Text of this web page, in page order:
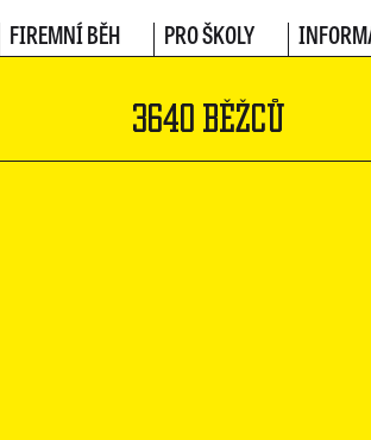
FIREMNÍ BĚH PRO ŠKOLY
3640 BĚŽCŮ